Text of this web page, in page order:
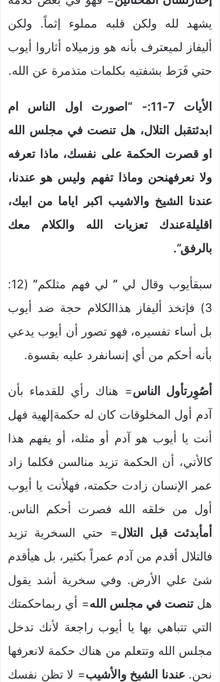
يشهد لله ولكن قلبه مملوء إثماً. ولكن
أليفاز لميعترف بأنه هو وزميلاه أثاروا أيوب
حتي فَرَط بشفتيه بكلمات متذمرة عن الله.
الأيات 7-11:-
“اصورت اول الناس ام
ابدئتقبل التلال، هل تنصت في مجلس الله
او قصرت الحكمة على نفسك، ماذا تعرفه
ولا نعرفهنحن وماذا تفهم وليس هو عندنا،
عندنا الشيخ والاشيب اكبر اياما من ابيك،
اقليلةعندك تعزيات الله والكلام معك
بالرفق”.
سبقأيوب وقال لي ” لي فهم مثلكم”
(12:
3) فإتخذ أليفاز هذاالكلام حجة ضد أيوب
بل أساء تفسيره، فهو تصور أن أيوب يدعي
بأنه أحكم من أي إنسانفرد عليه بقسوة.
أصُوِرتأول الناس= هناك رأي للقدماء بأن
آدم أول المخلوقات كان له حكمةإلهية فهل
أنت يا أيوب هو آدم أو مثله، أو يفهم هذا
كالأتي، أن الحكمة تزيد منالسن فكلما زاد
عمر الإنسان زادت حكمته، فهلأنت يا أيوب
أول من خلقه الله فصرت أحكم الناس.
أمأبدئت قبل التلال= حتي السخرية تزيد
فالتلال أقدم من آدم عمراً بكثير، بل هيأقدم
شئ علي الأرض. وفي سخرية أشد يقول
هلتنصت في مجلس الله= أي ربماحكمتك
التي تتباهي بها يا أيوب راجعة لأنك تدخل
مجلس الله وتتعلم من هناك حكمة لانعرفها
نحن. عندنا الشيخ والأشيب= لا تظن نفسك